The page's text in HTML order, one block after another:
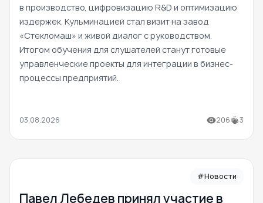
в производство, цифровизацию R&D и оптимизацию
издержек. Кульминацией стал визит на завод
«Стекломаш» и живой диалог с руководством.
Итогом обучения для слушателей станут готовые
управленческие проекты для интеграции в бизнес-
процессы предприятий.
03.08.2026 206 3
#Новости
Павел Лебедев принял участие в